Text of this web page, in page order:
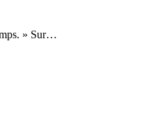
» Sur…